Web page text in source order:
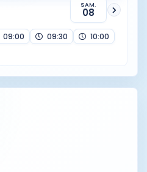
SAM.
08
09:00 09:30
10:00